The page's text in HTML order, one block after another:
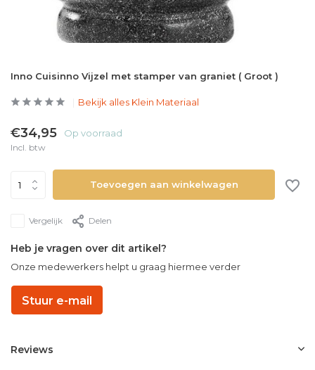
Inno Cuisinno Vijzel met stamper van graniet ( Groot )
Bekijk alles Klein Materiaal
€34,95 Op voorraad
Incl. btw
Toevoegen aan winkelwagen
Vergelijk Delen
Heb je vragen over dit artikel?
Onze medewerkers helpt u graag hiermee verder
Stuur e-mail
Reviews